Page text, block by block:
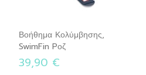
Βοήθημα Κολύμβησης,
SwimFin Pοζ
39,90 €